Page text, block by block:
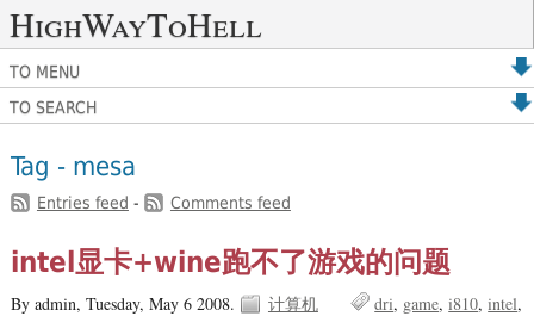
HighWayToHell
TO MENU
TO SEARCH
Tag - mesa
Entries feed - Comments feed
intel显卡+wine跑不了游戏的问题
By admin, Tuesday, May 6 2008. 计算机 dri game i810 intel